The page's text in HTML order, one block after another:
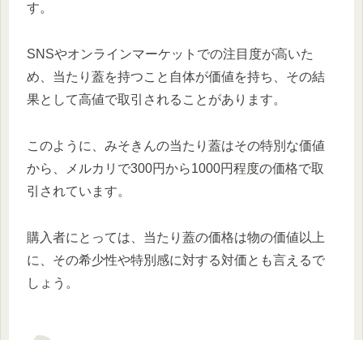
す。
SNSやオンラインマーケットでの注目度が高いた
め、当たり蓋を持つこと自体が価値を持ち、その結
果として高値で取引されることがあります。
このように、みそきんの当たり蓋はその特別な価値
から、メルカリで300円から1000円程度の価格で取
引されています。
購入者にとっては、当たり蓋の価格は物の価値以上
に、その希少性や特別感に対する対価とも言えるで
しょう。